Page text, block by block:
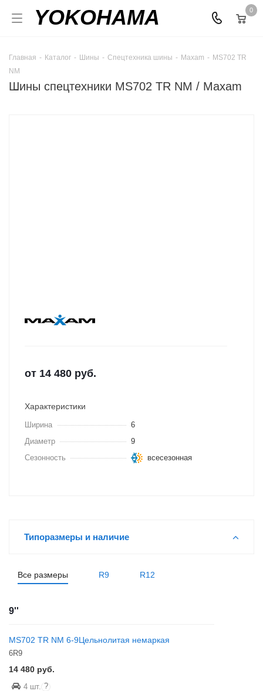
YOKOHAMA 0
Главная - Каталог - Шины - Спецтехника шины - Maxam - MS702 TR
NM
Шины спецтехники MS702 TR NM / Maxam
от 14 480 руб.
Характеристики
Ширина
6
Диаметр
9
Сезонность
всесезонная
Типоразмеры и наличие
Все размеры R9 R12
9''
MS702 TR NM 6-9Цельнолитая немаркая
6R9
14 480 руб.
4 шт. ?